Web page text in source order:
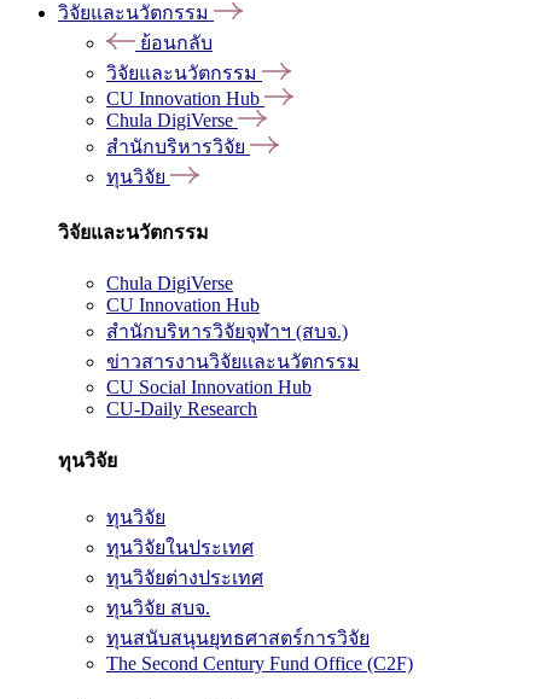
วิจัยและนวัตกรรม
ย้อนกลับ
วิจัยและนวัตกรรม
CU Innovation Hub
Chula DigiVerse
สำนักบริหารวิจัย
ทุนวิจัย
วิจัยและนวัตกรรม
Chula DigiVerse
CU Innovation Hub
สำนักบริหารวิจัยจุฬาฯ (สบจ.)
ข่าวสารงานวิจัยและนวัตกรรม
CU Social Innovation Hub
CU-Daily Research
ทุนวิจัย
ทุนวิจัย
ทุนวิจัยในประเทศ
ทุนวิจัยต่างประเทศ
ทุนวิจัย สบจ.
ทุนสนับสนุนยุทธศาสตร์การวิจัย
The Second Century Fund Office (C2F)